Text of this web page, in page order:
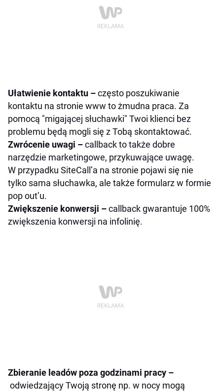
Ułatwienie kontaktu –często poszukiwanie
kontaktu na stronie www to żmudna praca. Za
pomocą "migającej słuchawki" Twoi klienci bez
problemu będą mogli się z Tobą skontaktować.
Zwrócenie uwagi –callback to także dobre
narzędzie marketingowe, przykuwające uwagę.
W przypadku SiteCall’a na stronie pojawi się nie
tylko sama słuchawka, ale także formularz w formie
pop out’u.
Zwiększenie konwersji –callback gwarantuje 100%
zwiększenia konwersji na infolinię.
Zbieranie leadów poza godzinami pracy –
odwiedzający Twoją stronę np. w nocy mogą